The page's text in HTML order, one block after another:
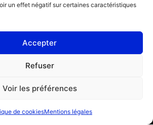
un effet négatif sur certaines caractéristiques
Accepter
Refuser
Voir les préférences
de cookiesMentions légales
CONSUMIDOR
Encontrar uma oficina